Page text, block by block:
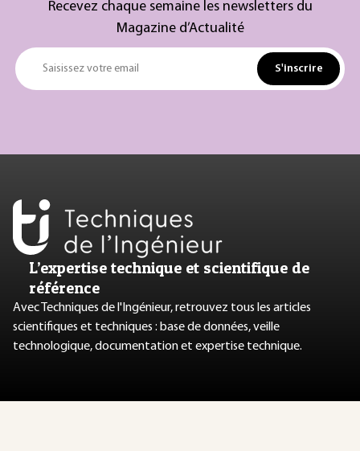
Recevez chaque semaine les newsletters du
Magazine d’Actualité
Saisissez votre email S'inscrire
L’expertise technique et scientifique de
référence
Avec Techniques de l'Ingénieur, retrouvez tous les articles
scientifiques et techniques : base de données, veille
technologique, documentation et expertise technique.